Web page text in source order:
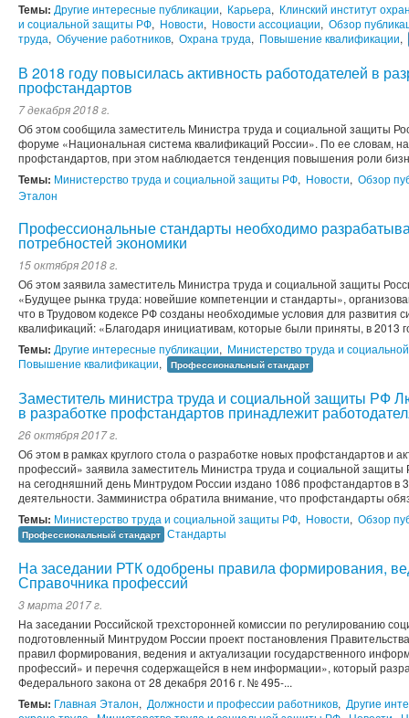
Темы: Другие интересные публикации, Карьера, Клинский институт
и социальной защиты РФ, Новости, Новости ассоциации, Обзор
труда, Обучение работников, Охрана труда, Повышение квалификации,
В 2018 году повысилась активность работодателей в
профстандартов
7 декабря 2018 г.
Об этом сообщила заместитель Министра труда и социальной защиты
форуме «Национальная система квалификаций России». По ее словам,
профстандартов, при этом наблюдается тенденция повышения роли
Темы: Министерство труда и социальной защиты РФ, Новости, Обзор
Эталон
Профессиональные стандарты необходимо
потребностей экономики
15 октября 2018 г.
Об этом заявила заместитель Министра труда и социальной защиты
«Будущее рынка труда: новейшие компетенции и стандарты»,
что в Трудовом кодексе РФ созданы необходимые условия для развития
квалификаций: «Благодаря инициативам, которые были приняты, в 2013
Темы: Другие интересные публикации, Министерство труда и
Повышение квалификации, Профессиональный стандарт
Заместитель министра труда и социальной защиты РФ
в разработке профстандартов принадлежит
26 октября 2017 г.
Об этом в рамках круглого стола о разработке новых профстандартов и
профессий» заявила заместитель Министра труда и социальной
на сегодняшний день Минтрудом России издано 1086 профстандартов в
деятельности. Замминистра обратила внимание, что профстандарты
Темы: Министерство труда и социальной защиты РФ, Новости, Обзор
Профессиональный стандарт Стандарты
На заседании РТК одобрены правила формирования,
Справочника профессий
3 марта 2017 г.
На заседании Российской трехсторонней комиссии по регулированию
подготовленный Минтрудом России проект постановления
правил формирования, ведения и актуализации государственного
профессий» и перечня содержащейся в нем информации», который
Федерального закона от 28 декабря 2016 г. № 495-...
Темы: Главная Эталон, Должности и профессии работников, Другие